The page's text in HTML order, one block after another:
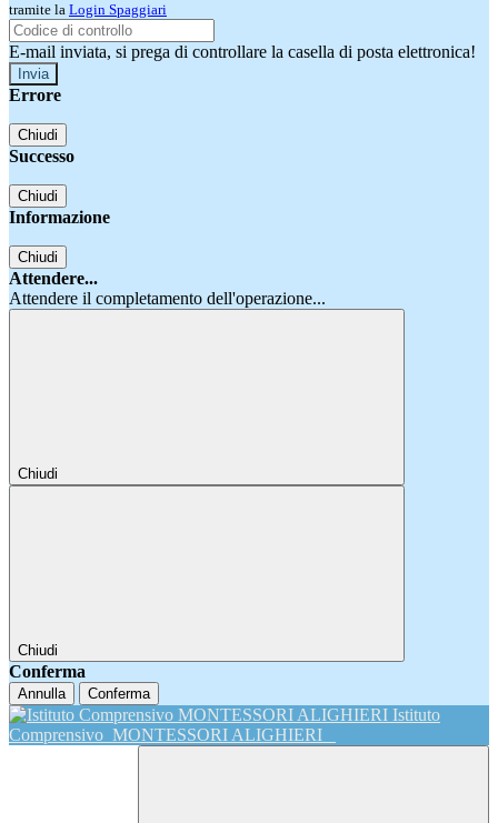
tramite la Login Spaggiari
E-mail inviata, si prega di controllare la casella di posta elettronica!
Errore
Chiudi
Successo
Chiudi
Informazione
Chiudi
Attendere...
Attendere il completamento dell'operazione...
Chiudi
Chiudi
Conferma
Annulla Conferma
Istituto
Comprensivo MONTESSORI ALIGHIERI